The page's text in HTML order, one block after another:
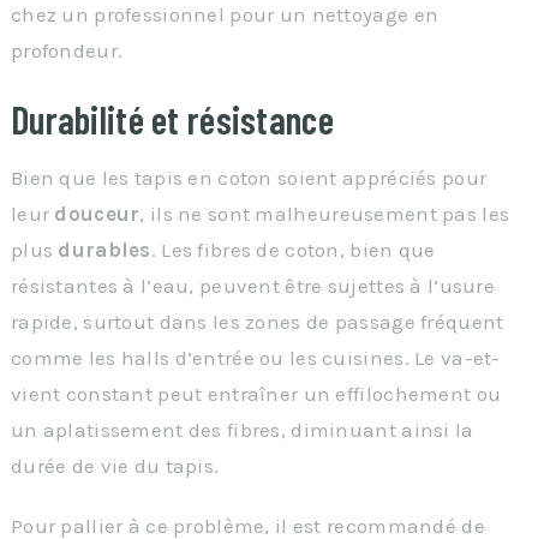
chez un professionnel pour un nettoyage en
profondeur.
Durabilité et résistance
Bien que les tapis en coton soient appréciés pour
leur douceur, ils ne sont malheureusement pas les
plus durables. Les fibres de coton, bien que
résistantes à l’eau, peuvent être sujettes à l’usure
rapide, surtout dans les zones de passage fréquent
comme les halls d’entrée ou les cuisines. Le va-et-
vient constant peut entraîner un effilochement ou
un aplatissement des fibres, diminuant ainsi la
durée de vie du tapis.
Pour pallier à ce problème, il est recommandé de